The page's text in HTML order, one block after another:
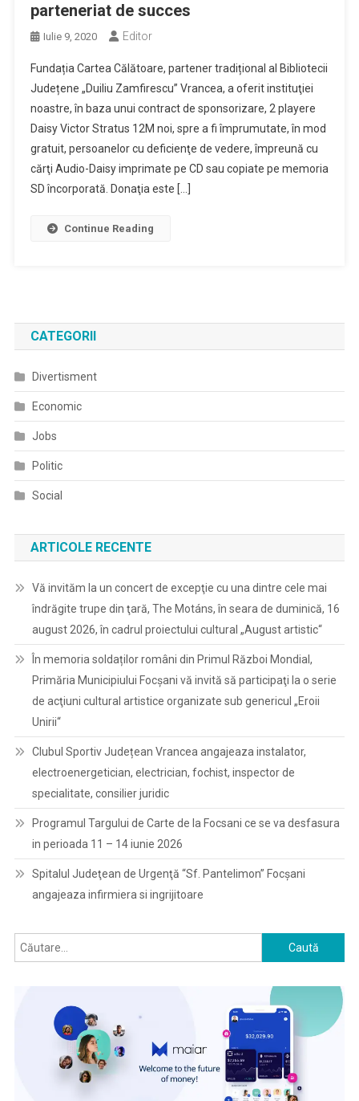
parteneriat de succes
Iulie 9, 2020 Editor
Fundația Cartea Călătoare, partener tradițional al Bibliotecii
Județene „Duiliu Zamfirescu” Vrancea, a oferit instituţiei
noastre, în baza unui contract de sponsorizare, 2 playere
Daisy Victor Stratus 12M noi, spre a fi împrumutate, în mod
gratuit, persoanelor cu deficienţe de vedere, împreună cu
cărţi Audio-Daisy imprimate pe CD sau copiate pe memoria
SD încorporată. Donaţia este […]
Continue Reading
CATEGORII
Divertisment
Economic
Jobs
Politic
Social
ARTICOLE RECENTE
Vă invităm la un concert de excepţie cu una dintre cele mai
îndrăgite trupe din ţară, The Motáns, în seara de duminică, 16
august 2026, în cadrul proiectului cultural „August artistic“
În memoria soldaților români din Primul Război Mondial,
Primăria Municipiului Focșani vă invită să participaţi la o serie
de acţiuni cultural artistice organizate sub genericul „Eroii
Unirii“
Clubul Sportiv Județean Vrancea angajeaza instalator,
electroenergetician, electrician, fochist, inspector de
specialitate, consilier juridic
Programul Targului de Carte de la Focsani ce se va desfasura
in perioada 11 – 14 iunie 2026
Spitalul Judeţean de Urgenţă “Sf. Pantelimon” Focşani
angajeaza infirmiera si ingrijitoare
Caută
după: